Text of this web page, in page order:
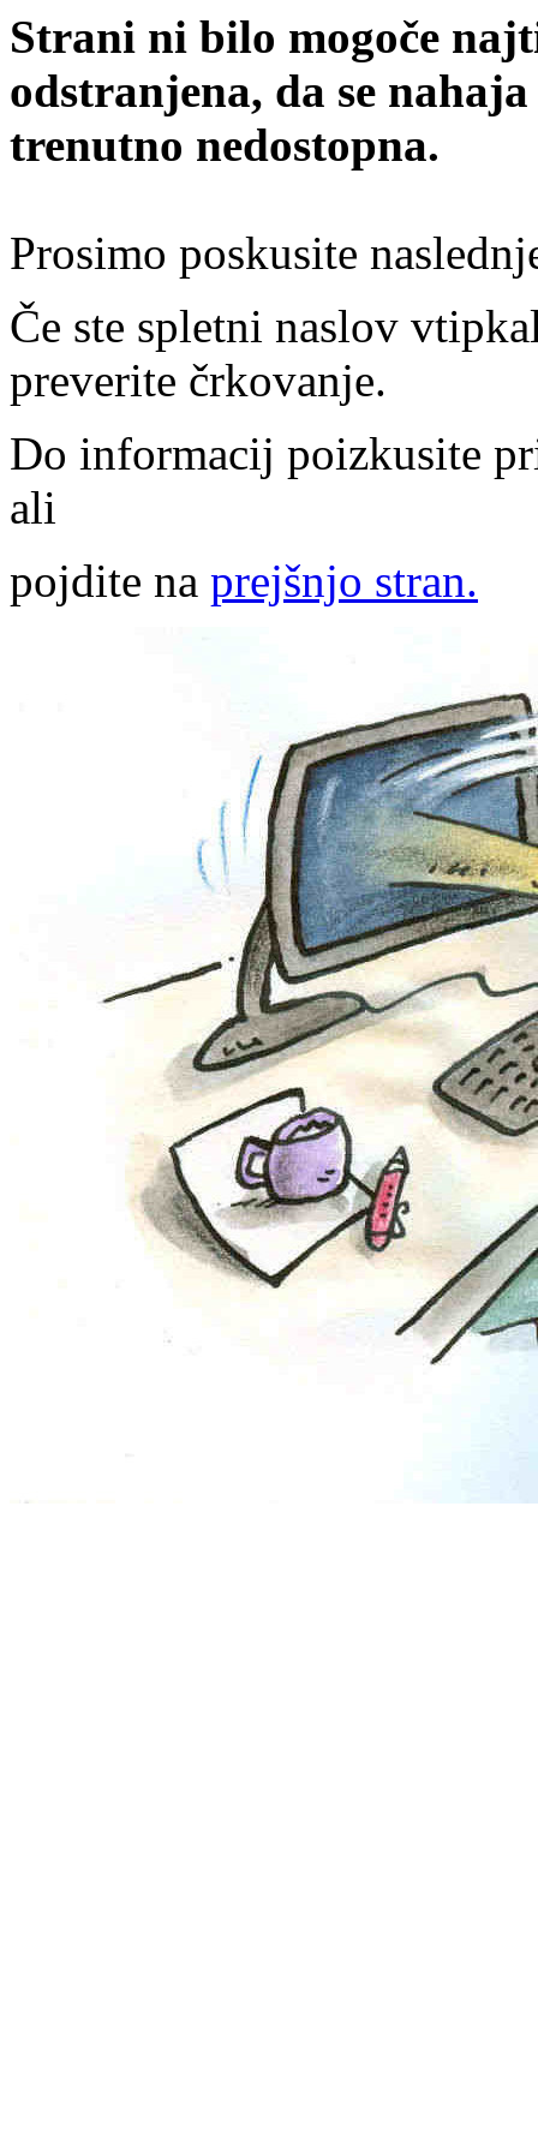
Strani ni bilo mogoče
odstranjena, da se
trenutno nedostopna.
Prosimo poskusite
Če ste spletni naslov
preverite črkovanje.
Do informacij poizkusite
ali
pojdite na prejšnjo stran.